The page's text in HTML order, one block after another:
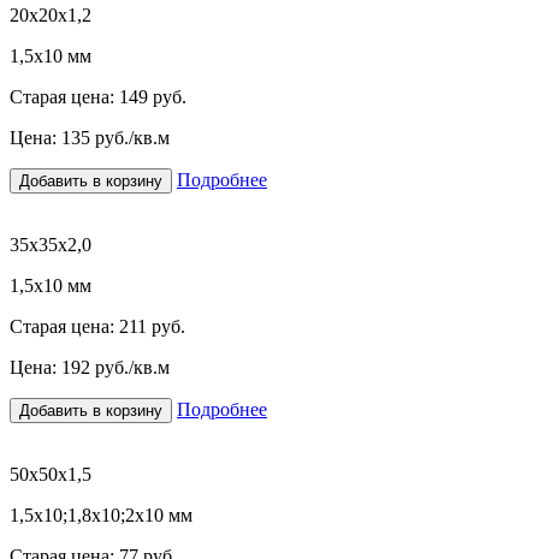
20х20х1,2
1,5х10 мм
Старая цена: 149 руб.
Цена: 135 руб./кв.м
Добавить в корзину Подробнее
35х35х2,0
1,5х10 мм
Старая цена: 211 руб.
Цена: 192 руб./кв.м
Добавить в корзину Подробнее
50х50х1,5
1,5х10;1,8х10;2х10 мм